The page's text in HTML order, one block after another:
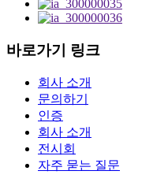
바로가기 링크
회사 소개
문의하기
인증
회사 소개
전시회
자주 묻는 질문